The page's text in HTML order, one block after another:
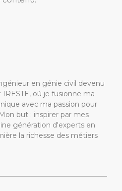
en génie civil devenu
où je fusionne ma
avec ma passion pour
but : inspirer par mes
génération d'experts en
la richesse des métiers